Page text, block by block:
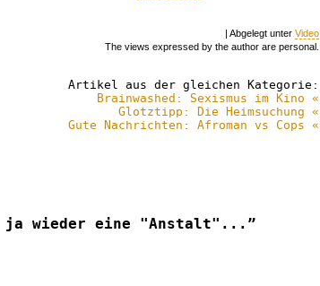
| Abgelegt unter Video
The views expressed by the author are personal.
Artikel aus der gleichen Kategorie:
Brainwashed: Sexismus im Kino «
Glotztipp: Die Heimsuchung «
Gute Nachrichten: Afroman vs Cops «
ja wieder eine "Anstalt"...”